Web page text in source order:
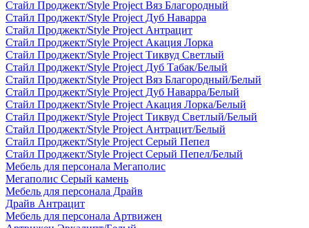
Стайл Проджект/Style Project Вяз Благородный
Стайл Проджект/Style Project Дуб Наварра
Стайл Проджект/Style Project Антрацит
Стайл Проджект/Style Project Акация Лорка
Стайл Проджект/Style Project Тиквуд Светлый
Стайл Проджект/Style Project Дуб Табак/Белый
Стайл Проджект/Style Project Вяз Благородный/Белый
Стайл Проджект/Style Project Дуб Наварра/Белый
Стайл Проджект/Style Project Акация Лорка/Белый
Стайл Проджект/Style Project Тиквуд Светлый/Белый
Стайл Проджект/Style Project Антрацит/Белый
Стайл Проджект/Style Project Серый Пепел
Стайл Проджект/Style Project Серый Пепел/Белый
Мебель для персонала Мегаполис
Мегаполис Серый камень
Мебель для персонала Драйв
Драйв Антрацит
Мебель для персонала Артвижен